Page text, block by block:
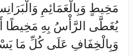
مَخِيطٍ وَبِالْعَمَائِمِ
يُغَطَّى الرَّأْسُ بِهِ مَخِيطًا
وَبِالْخِفَافِ عَلَى كُلِّ مَا